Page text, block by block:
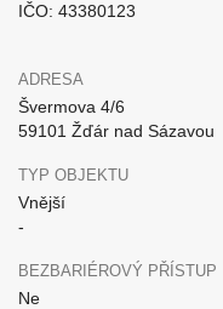
IČO: 43380123
ADRESA
Švermova 4/6
59101 Žďár nad Sázavou
TYP OBJEKTU
Vnější
-
BEZBARIÉROVÝ PŘÍSTUP
Ne